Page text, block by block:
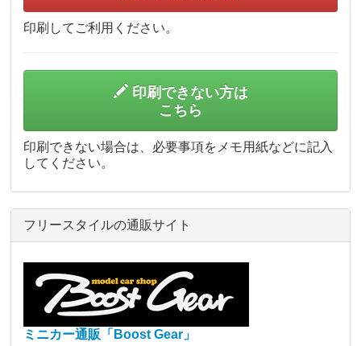
印刷してご利用ください。
印刷できない方は
こちら
印刷できない場合は、必要事項をメモ用紙などに記入
してください。
フリースタイルの通販サイト
ミニカー通販「Boost Gear」